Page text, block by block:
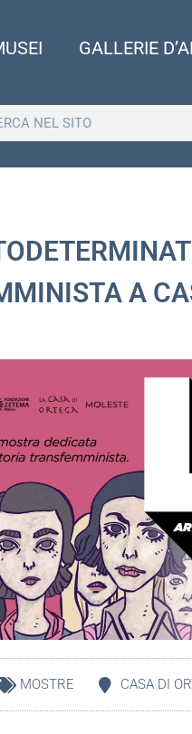
GALLERIE
A
MOSTRE CASA DI